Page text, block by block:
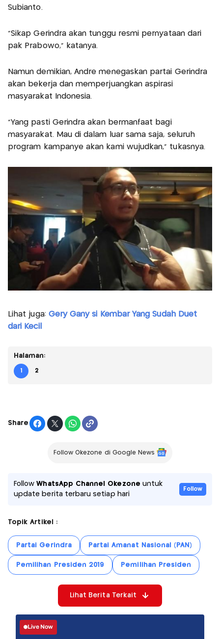
Subianto.
"Sikap Gerindra akan tunggu resmi pernyataan dari
pak Prabowo," katanya.
Namun demikian, Andre menegaskan partai Gerindra
akan bekerja dan memperjuangkan aspirasi
masyarakat Indonesia.
"Yang pasti Gerindra akan bermanfaat bagi
masyarakat. Mau di dalam luar sama saja, seluruh
program kampanye akan kami wujudkan," tukasnya.
Lihat juga: Gery Gany si Kembar Yang Sudah Duet
dari Kecil
Halaman:
1 2
Share
Follow Okezone di Google News
FollowWhatsApp Channel Okezone untuk
update berita terbaru setiap hari
Follow
Topik Artikel :
Partai Gerindra Partai Amanat Nasional (PAN)
Pemilihan Presiden 2019 Pemilihan Presiden
Lihat Berita Terkait
Live Now